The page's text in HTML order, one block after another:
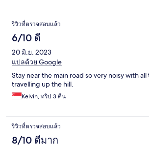
รีวิวที่ตรวจสอบแล้ว
6/10 ดี
20 มิ.ย. 2023
แปลด้วย Google
Stay near the main road so very noisy with
travelling up the hill.
Kelvin, ทริป 3 คืน
รีวิวที่ตรวจสอบแล้ว
8/10 ดีมาก